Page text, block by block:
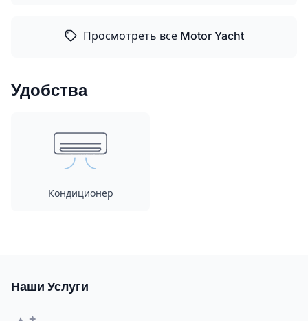
Просмотреть все Motor Yacht
Удобства
Кондиционер
Наши Услуги